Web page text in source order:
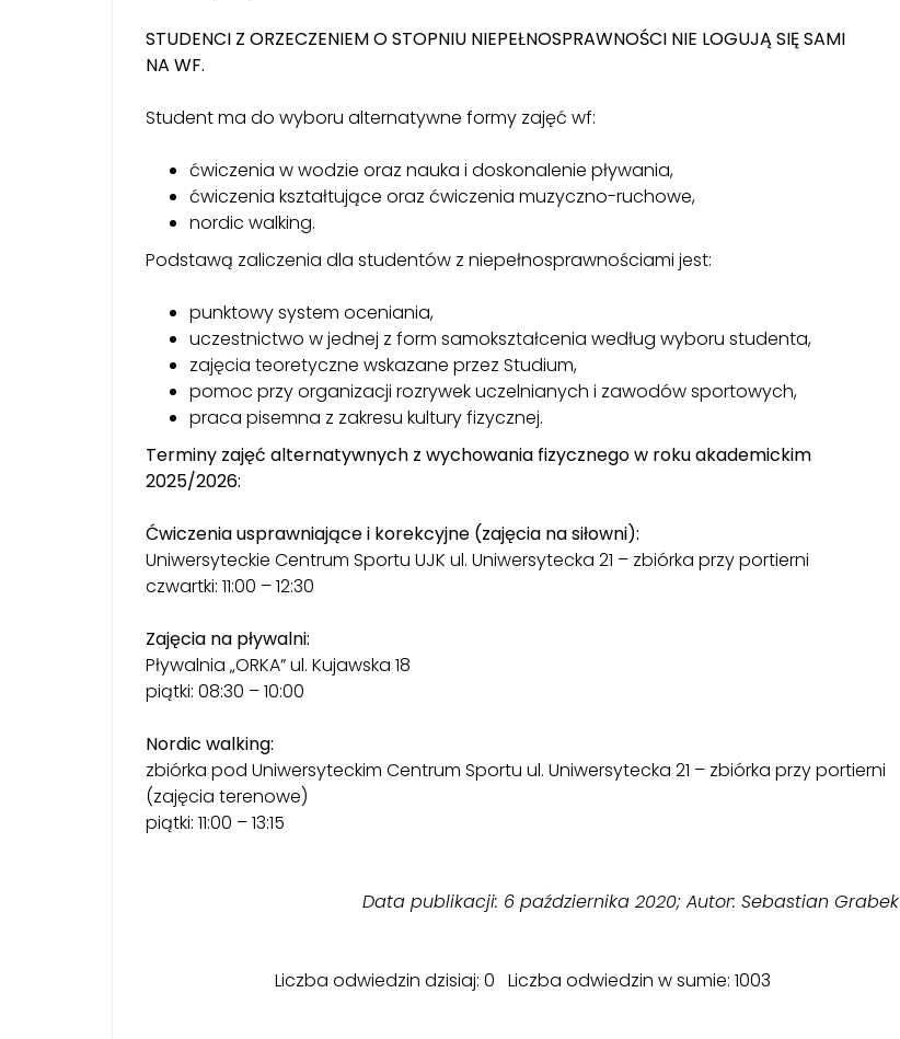
STUDENCI Z ORZECZENIEM O STOPNIU NIEPEŁNOSPRAWNOŚCI NIE LOGUJĄ SIĘ SAMI
NA WF.
Student ma do wyboru alternatywne formy zajęć wf:
ćwiczenia w wodzie oraz nauka i doskonalenie pływania,
ćwiczenia kształtujące oraz ćwiczenia muzyczno-ruchowe,
nordic walking.
Podstawą zaliczenia dla studentów z niepełnosprawnościami jest:
punktowy system oceniania,
uczestnictwo w jednej z form samokształcenia według wyboru studenta,
zajęcia teoretyczne wskazane przez Studium,
pomoc przy organizacji rozrywek uczelnianych i zawodów sportowych,
praca pisemna z zakresu kultury fizycznej.
Terminy zajęć alternatywnych z wychowania fizycznego w roku akademickim
2025/2026:
Ćwiczenia usprawniające i korekcyjne (zajęcia na siłowni):
Uniwersyteckie Centrum Sportu UJK ul. Uniwersytecka 21 – zbiórka przy portierni
czwartki: 11:00 – 12:30
Zajęcia na pływalni:
Pływalnia „ORKA” ul. Kujawska 18
piątki: 08:30 – 10:00
Nordic walking:
zbiórka pod Uniwersyteckim Centrum Sportu ul. Uniwersytecka 21 – zbiórka przy portierni
(zajęcia terenowe)
piątki: 11:00 – 13:15
Data publikacji: 6 października 2020; Autor: Sebastian Grabek
Liczba odwiedzin dzisiaj: 0 Liczba odwiedzin w sumie: 1003